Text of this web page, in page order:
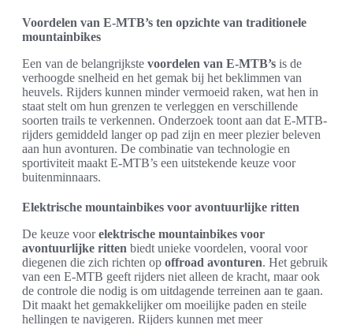
Voordelen van E-MTB’s ten opzichte van traditionele
mountainbikes
Een van de belangrijkste voordelen van E-MTB’s is de
verhoogde snelheid en het gemak bij het beklimmen van
heuvels. Rijders kunnen minder vermoeid raken, wat hen in
staat stelt om hun grenzen te verleggen en verschillende
soorten trails te verkennen. Onderzoek toont aan dat E-MTB-
rijders gemiddeld langer op pad zijn en meer plezier beleven
aan hun avonturen. De combinatie van technologie en
sportiviteit maakt E-MTB’s een uitstekende keuze voor
buitenminnaars.
Elektrische mountainbikes voor avontuurlijke ritten
De keuze voorelektrische mountainbikes voor
avontuurlijke ritten biedt unieke voordelen, vooral voor
diegenen die zich richten op offroad avonturen. Het gebruik
van een E-MTB geeft rijders niet alleen de kracht, maar ook
de controle die nodig is om uitdagende terreinen aan te gaan.
Dit maakt het gemakkelijker om moeilijke paden en steile
hellingen te navigeren. Rijders kunnen met meer